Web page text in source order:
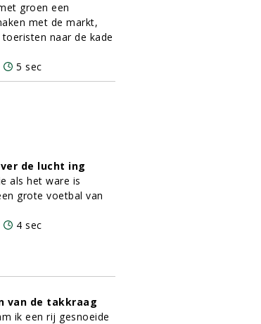
groen een
met de markt,
naar de kade
5 sec
de lucht ing
als het ware is
grote voetbal van
4 sec
van de takkraag
ik een rij gesnoeide